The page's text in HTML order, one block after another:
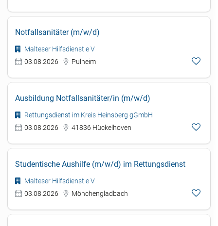
Notfallsanitäter (m/w/d)
Malteser Hilfsdienst e V
03.08.2026
Pulheim
Ausbildung Notfallsanitäter/in (m/w/d)
Rettungsdienst im Kreis Heinsberg gGmbH
03.08.2026
41836 Hückelhoven
Studentische Aushilfe (m/w/d) im Rettungsdienst
Malteser Hilfsdienst e V
03.08.2026
Mönchengladbach